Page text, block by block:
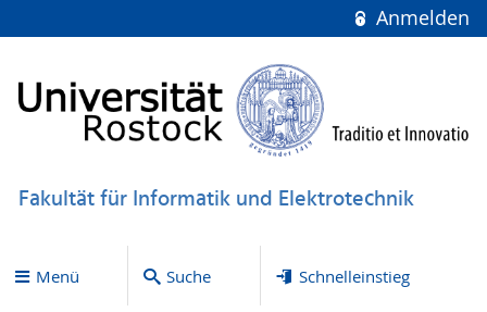
Anmelden
Fakultät für Informatik und Elektrotechnik
Menü Suche Schnelleinstieg